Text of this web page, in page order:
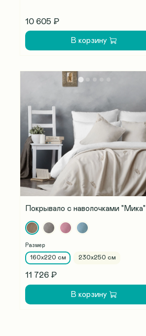
10 605 ₽
В корзину
Покрывало с наволочками "Мика"
Размер
160х220 см 230х250 см
11 726 ₽
В корзину